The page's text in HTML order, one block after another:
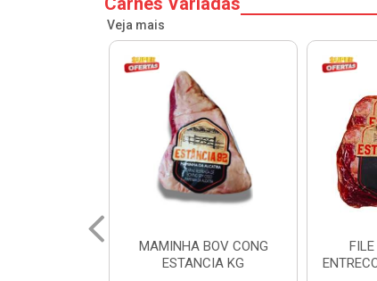
Veja mais
FILE DE COSTELA
ENTRECOTE ESTANCIA KG
CUPIM